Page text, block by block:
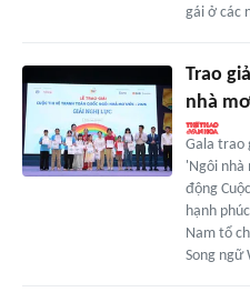
gái ở các
Trao
nhà
Gala trao
'Ngôi
động
hạnh
Nam tổ
Song ngữ